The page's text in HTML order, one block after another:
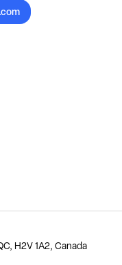
H2V 1A2, Canada